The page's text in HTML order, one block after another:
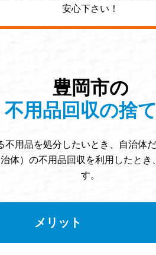
安心下さい！
豊岡市の
不用品回収の捨
不用品を処分したいとき、自治体
体）の不用品回収を利用したと
す。
メリット